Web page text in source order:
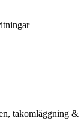
takomläggning &